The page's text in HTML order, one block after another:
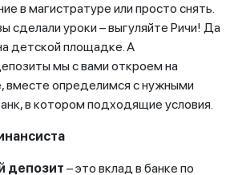
в магистратуре или просто снять.
сделали уроки – выгуляйте Ричи! Да
детской площадке. А
мы с вами откроем на
определимся с нужными
в котором подходящие условия.
депозит – это вклад в банке по